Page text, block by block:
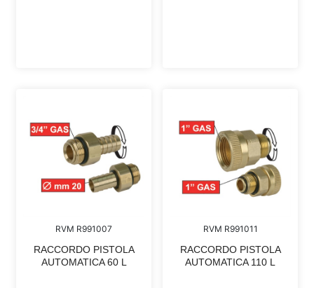
RVM R991007
RACCORDO PISTOLA
AUTOMATICA 60 L
RVM R991011
RACCORDO PISTOLA
AUTOMATICA 110 L